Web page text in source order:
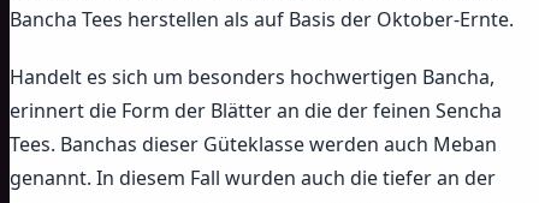
Bancha Tees herstellen als auf Basis der Oktober-Ernte.
Handelt es sich um besonders hochwertigen Bancha,
erinnert die Form der Blätter an die der feinen Sencha
Tees. Banchas dieser Güteklasse werden auch Meban
genannt. In diesem Fall wurden auch die tiefer an der